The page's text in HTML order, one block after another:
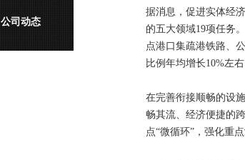
公司动态
据消息，促进实体经
的五大领域19项任务
点港口集疏港铁路、
比例年均增长10%左
在完善衔接顺畅的设
畅其流、经济便捷的
点“微循环”，强化重